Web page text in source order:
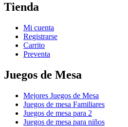
Tienda
Mi cuenta
Registrarse
Carrito
Preventa
Juegos de Mesa
Mejores Juegos de Mesa
Juegos de mesa Familiares
Juegos de mesa para 2
Juegos de mesa para niños